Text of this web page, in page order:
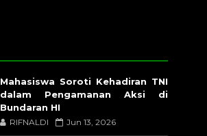
Mahasiswa Soroti Kehadiran TNI
dalam Pengamanan Aksi di
Bundaran HI
RIFNALDI Jun 13, 2026